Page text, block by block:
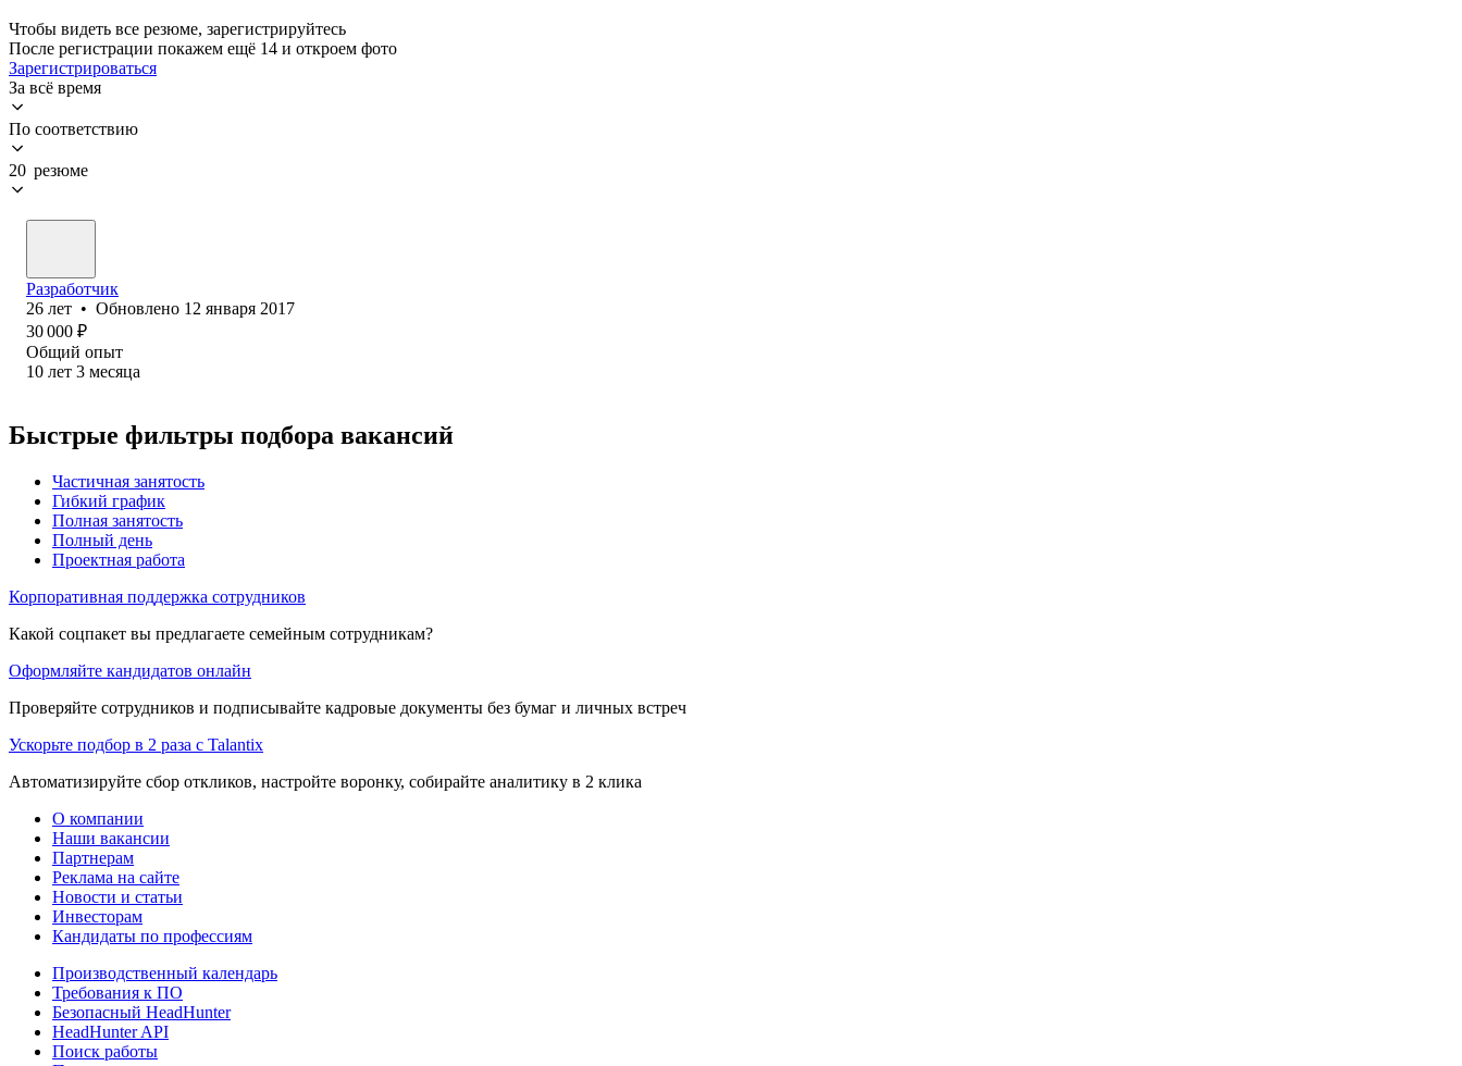
Чтобы видеть все резюме, зарегистрируйтесь
После регистрации покажем ещё 14 и откроем фото
Зарегистрироваться
За всё время
По соответствию
20 резюме
Разработчик
26 лет • Обновлено 12 января 2017
30 000 ₽
Общий опыт
10 лет 3 месяца
Быстрые фильтры подбора вакансий
Частичная занятость
Гибкий график
Полная занятость
Полный день
Проектная работа
Корпоративная поддержка сотрудников
Какой соцпакет вы предлагаете семейным сотрудникам?
Оформляйте кандидатов онлайн
Проверяйте сотрудников и подписывайте кадровые документы без бумаг и личных встреч
Ускорьте подбор в 2 раза с Talantix
Автоматизируйте сбор откликов, настройте воронку, собирайте аналитику в 2 клика
О компании
Наши вакансии
Партнерам
Реклама на сайте
Новости и статьи
Инвесторам
Кандидаты по профессиям
Производственный календарь
Требования к ПО
Безопасный HeadHunter
HeadHunter API
Поиск работы